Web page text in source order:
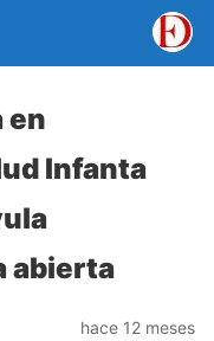
en
Infanta
abierta
hace 12 meses